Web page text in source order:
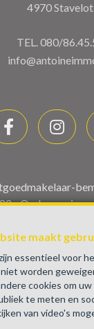
maakt
essentieel voor
worden
cookies om
te meten en
van video's
4970 Stavelot
TEL.080/
-
(+32 2 505
-
via NV AXA
730.390.160)
die in België